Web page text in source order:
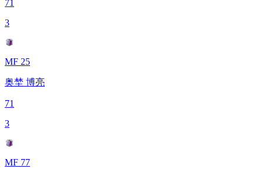
71
3
MF 25
奥埜 博亮
71
3
MF 77